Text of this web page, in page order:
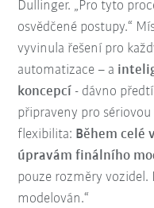
Dullinger. „Pro tyto
osvědčené postupy.“
vyvinula řešení pro
automatizace – a
koncepcí - dávno
připraveny pro sériovou
flexibilita: Během celé
úpravám finálního
pouze rozměry
modelován.“